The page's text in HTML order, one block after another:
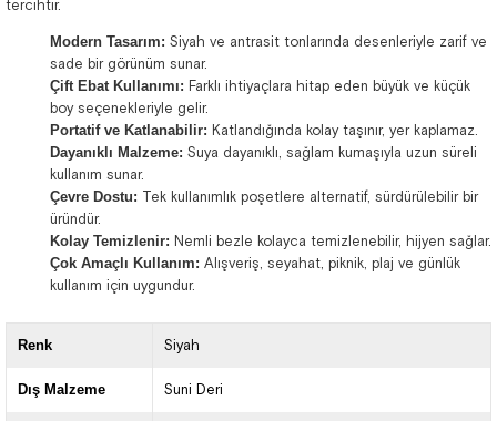
tercihtir.
Modern Tasarım: Siyah ve antrasit tonlarında desenleriyle zarif ve
sade bir görünüm sunar.
Çift Ebat Kullanımı: Farklı ihtiyaçlara hitap eden büyük ve küçük
boy seçenekleriyle gelir.
Portatif ve Katlanabilir: Katlandığında kolay taşınır, yer kaplamaz.
Dayanıklı Malzeme: Suya dayanıklı, sağlam kumaşıyla uzun süreli
kullanım sunar.
Çevre Dostu: Tek kullanımlık poşetlere alternatif, sürdürülebilir bir
üründür.
Kolay Temizlenir: Nemli bezle kolayca temizlenebilir, hijyen sağlar.
Çok Amaçlı Kullanım: Alışveriş, seyahat, piknik, plaj ve günlük
kullanım için uygundur.
Renk Siyah
Dış Malzeme Suni Deri